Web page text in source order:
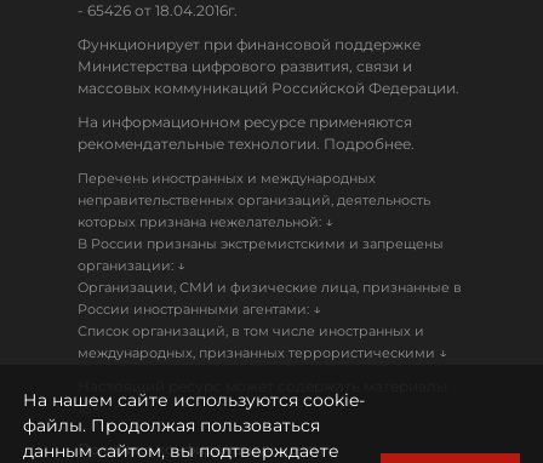
- 65426 от 18.04.2016г.
Функционирует при финансовой поддержке
Министерства цифрового развития, связи и
массовых коммуникаций Российской Федерации.
На информационном ресурсе применяются
рекомендательные технологии. Подробнее.
Перечень иностранных и международных
неправительственных организаций, деятельность
которых признана нежелательной: ↓
В России признаны экстремистскими и запрещены
организации: ↓
Организации, СМИ и физические лица, признанные в
России иностранными агентами: ↓
Список организаций, в том числе иностранных и
международных, признанных террористическими ↓
18+
Политика конфиденциальности
На нашем сайте используются cookie-
файлы. Продолжая пользоваться
данным сайтом, вы подтверждаете